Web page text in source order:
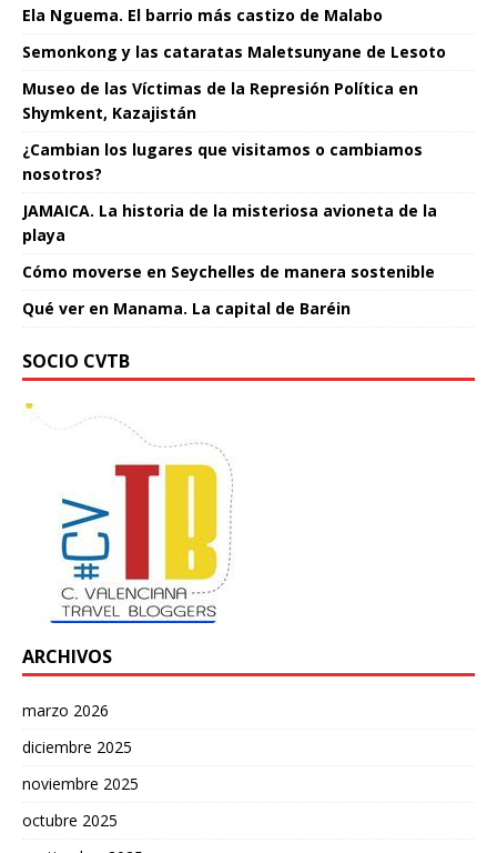
Ela Nguema. El barrio más castizo de Malabo
Semonkong y las cataratas Maletsunyane de Lesoto
Museo de las Víctimas de la Represión Política en
Shymkent, Kazajistán
¿Cambian los lugares que visitamos o cambiamos
nosotros?
JAMAICA. La historia de la misteriosa avioneta de la
playa
Cómo moverse en Seychelles de manera sostenible
Qué ver en Manama. La capital de Baréin
SOCIO CVTB
ARCHIVOS
marzo 2026
diciembre 2025
noviembre 2025
octubre 2025